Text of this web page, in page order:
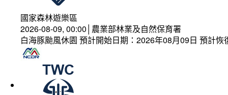
國家森林遊樂區
2026-08-09, 00:00│農業部林業及自然保育署
白海豚颱風休園 預計開始日期：2026年08月09日 預計